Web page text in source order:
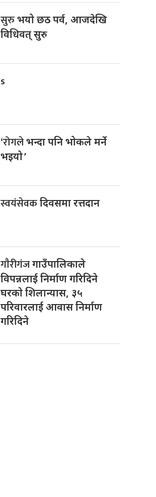
सुरुभयो छठ पर्व, आजदेखि
विधिवत् सुरु
s
‘रोगलेभन्दा पनि भोकले मर्ने
भइयो ’
स्वयंसेवकदिवसमा रत्तदान
गाैरीगंजगाउँपालिकाले
विपन्नलाई निर्माण गरिदिने
घरकाे शिलान्यास, ३५
परिवारलाई आवास निर्माण
गरिदिने